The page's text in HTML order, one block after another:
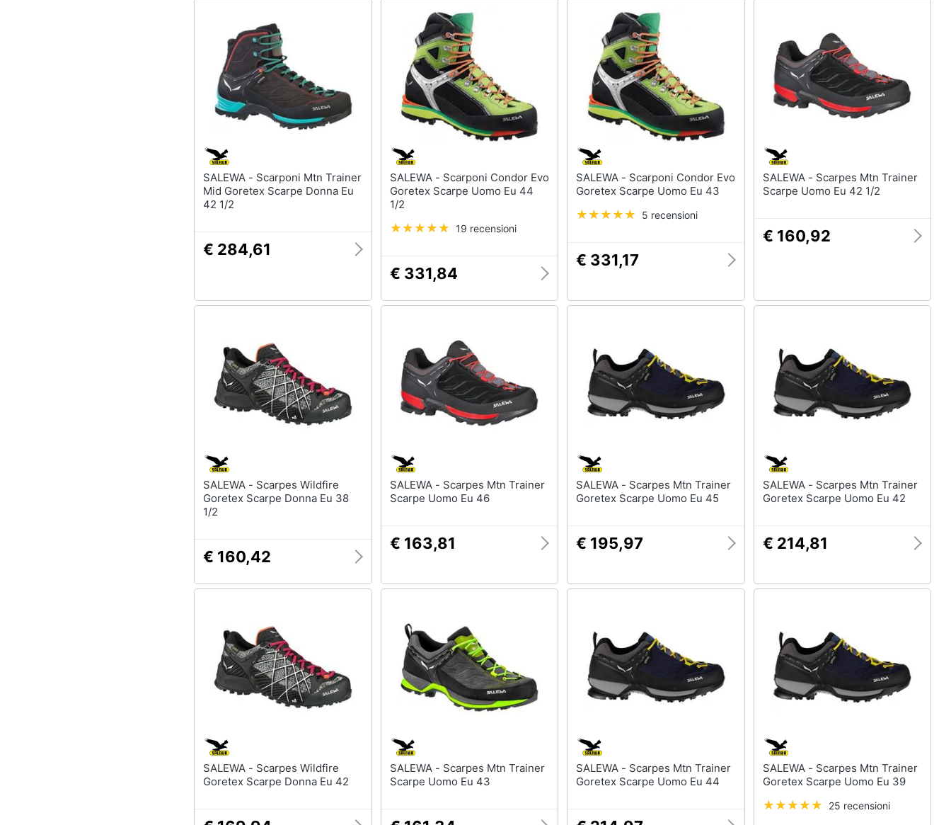
SALEWA - Scarponi Mtn Trainer
Mid Goretex Scarpe Donna Eu
42 1/2
€ 284,61
SALEWA - Scarponi Condor Evo
Goretex Scarpe Uomo Eu 44
1/2
19 recensioni
€ 331,84
SALEWA - Scarponi Condor Evo
Goretex Scarpe Uomo Eu 43
5 recensioni
€ 331,17
SALEWA - Scarpes Mtn Trainer
Scarpe Uomo Eu 42 1/2
€ 160,92
SALEWA - Scarpes Wildfire
Goretex Scarpe Donna Eu 38
1/2
€ 160,42
SALEWA - Scarpes Mtn Trainer
Scarpe Uomo Eu 46
€ 163,81
SALEWA - Scarpes Mtn Trainer
Goretex Scarpe Uomo Eu 45
€ 195,97
SALEWA - Scarpes Mtn Trainer
Goretex Scarpe Uomo Eu 42
€ 214,81
SALEWA - Scarpes Wildfire
Goretex Scarpe Donna Eu 42
SALEWA - Scarpes Mtn Trainer
Scarpe Uomo Eu 43
SALEWA - Scarpes Mtn Trainer
Goretex Scarpe Uomo Eu 44
SALEWA - Scarpes Mtn Trainer
Goretex Scarpe Uomo Eu 39
25 recensioni